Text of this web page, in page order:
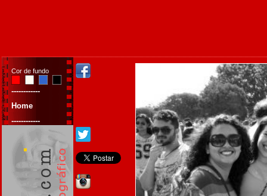
Cor de fundo
------------
Home
------------